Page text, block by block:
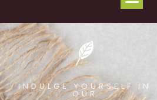
INDULGE YOURSELF IN
OUR